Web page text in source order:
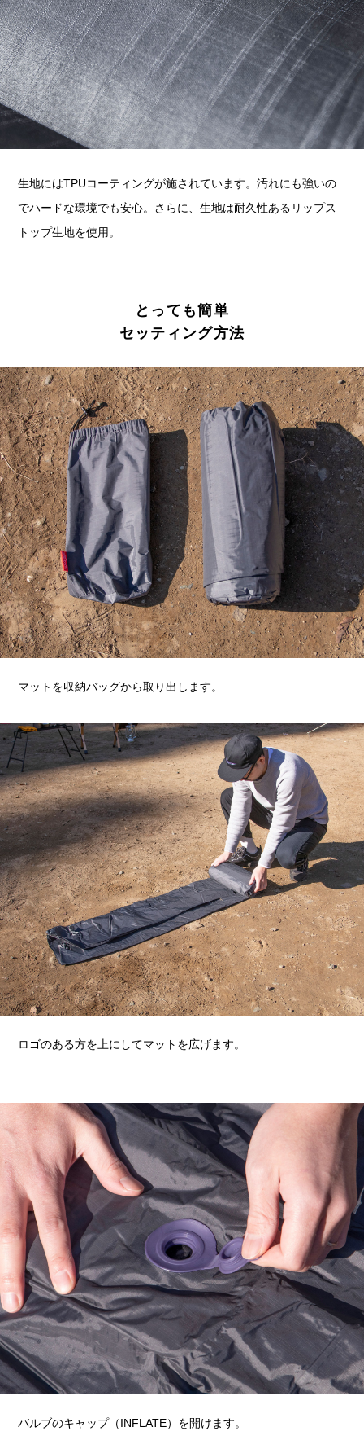
生地にはTPUコーティングが施されています。汚れにも強いの
でハードな環境でも安心。さらに、生地は耐久性あるリップス
トップ生地を使用。
とっても簡単
セッティング方法
マットを収納バッグから取り出します。
ロゴのある方を上にしてマットを広げます。
バルブのキャップ（INFLATE）を開けます。